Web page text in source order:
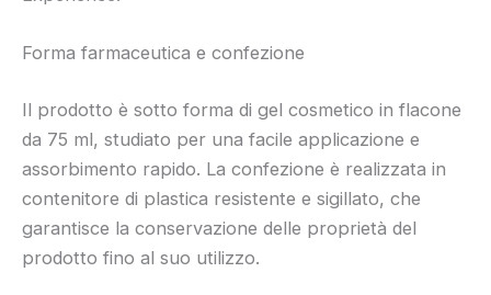
Forma farmaceutica e confezione
Il prodotto è sotto forma di gel cosmetico in flacone
da 75 ml, studiato per una facile applicazione e
assorbimento rapido. La confezione è realizzata in
contenitore di plastica resistente e sigillato, che
garantisce la conservazione delle proprietà del
prodotto fino al suo utilizzo.